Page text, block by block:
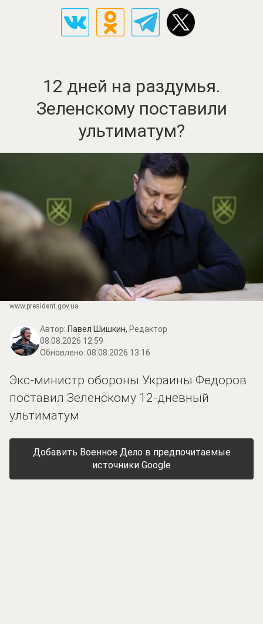
12 дней на раздумья.
Зеленскому поставили
ультиматум?
www.prеsidеnt.gоv.uа
Автор: Павел Шишкин, Редактор
08.08.2026 12:59
Обновлено: 08.08.2026 13:16
Экс-министр обороны Украины Федоров
поставил Зеленскому 12-дневный
ультиматум
Добавить Военное Дело в предпочитаемые
источники Google